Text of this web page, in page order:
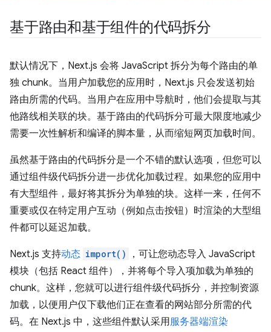
基于路由和基于组件的代码拆分
默认情况下，Next.js 会将 JavaScript 拆分为每个路由的单
独 chunk。当用户加载您的应用时，Next.js 只会发送初始
路由所需的代码。当用户在应用中导航时，他们会提取与其
他路线相关联的块。基于路由的代码拆分可最大限度地减少
需要一次性解析和编译的脚本量，从而缩短网页加载时间。
虽然基于路由的代码拆分是一个不错的默认选项，但您可以
通过组件级代码拆分进一步优化加载过程。如果您的应用中
有大型组件，最好将其拆分为单独的块。这样一来，任何不
重要或仅在特定用户互动（例如点击按钮）时渲染的大型组
件都可以延迟加载。
Next.js 支持动态 import()
，可让您动态导入 JavaScript
模块（包括 React 组件），并将每个导入项加载为单独的
chunk。这样，您就可以进行组件级代码拆分，并控制资源
加载，以便用户仅下载他们正在查看的网站部分所需的代
码。在 Next.js 中，这些组件默认采用服务器端渲染